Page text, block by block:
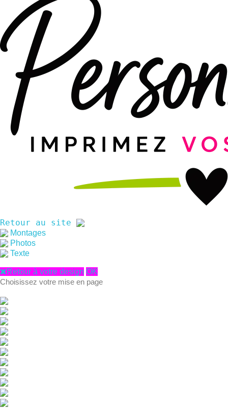
Retour au site
Montages
Photos
Texte
Retour à votre design OK
Choisissez votre mise en page